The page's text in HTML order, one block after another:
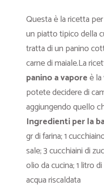
Questa è la ricetta
un piatto tipico della
tratta di un panino
carne di maiale.La
panino a vaporeè
potete decidere di
aggiungendo quello
Ingredienti per la
gr di farina; 1
sale; 3 cucchiaini di
olio da cucina; 1 litro
acqua riscaldata